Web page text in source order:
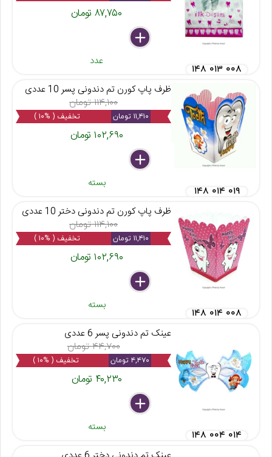
۸۷,۷۵۰ تومان
delete
remove
add
عدد
۱۴۸ ۰۱۳ ۰۰۸
ظرف پاپ کورن تم دندونی پسر 10 عددی
۱۱۴,۱۰۰ تومان
۱۱,۴۱۰ تومان تخفیف ( %۱۰ )
۱۰۲,۶۹۰ تومان
delete
remove
add
بسته
۱۴۸ ۰۱۴ ۰۱۹
ظرف پاپ کورن تم دندونی دختر 10 عددی
۱۱۴,۱۰۰ تومان
۱۱,۴۱۰ تومان تخفیف ( %۱۰ )
۱۰۲,۶۹۰ تومان
delete
remove
add
بسته
۱۴۸ ۰۱۴ ۰۰۸
عینک تم دندونی پسر 6 عددی
۴۴,۷۰۰ تومان
۴,۴۷۰ تومان تخفیف ( %۱۰ )
۴۰,۲۳۰ تومان
delete
remove
add
بسته
۱۴۸ ۰۰۴ ۰۱۴